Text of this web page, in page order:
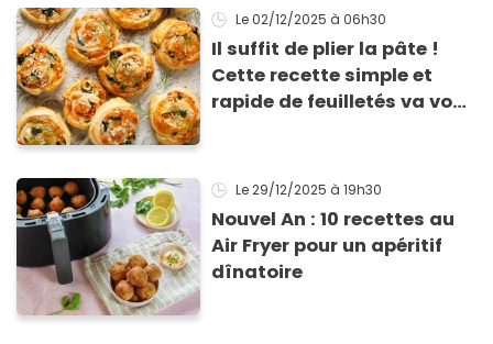
Le 02/12/2025 à 06h30
Il suffit de plier la pâte !
Cette recette simple et
rapide de feuilletés va vous
Le 29/12/2025 à 19h30
Nouvel An : 10 recettes au
Air Fryer pour un apéritif
dînatoire